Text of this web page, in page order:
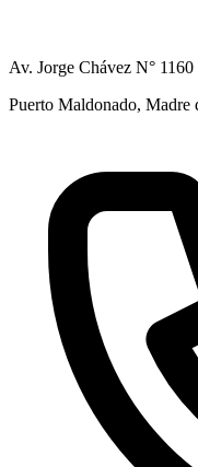
Av. Jorge Chávez N° 1160
Puerto Maldonado, Madre